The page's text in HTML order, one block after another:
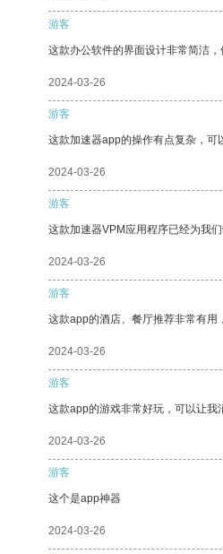
游客
这款办公软件的界面设计非常简洁
2024-03-26
游客
这款加速器app的操作有点复杂，可
2024-03-26
游客
这款加速器VPM应用程序已经为我
2024-03-26
游客
这款app的酒店、餐厅推荐非常有用
2024-03-26
游客
这款app的游戏非常好玩，可以让我
2024-03-26
游客
这个是app神器
2024-03-26